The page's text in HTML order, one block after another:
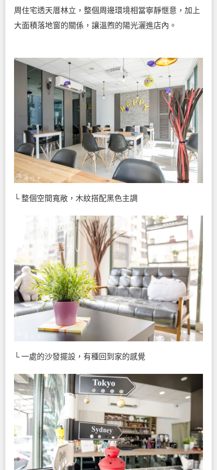
周住宅透天厝林立，整個周邊環境相當寧靜愜意，加上
大面積落地窗的關係，讓溫煦的陽光灑進店內。
└ 整個空間寬敞，木紋搭配黑色主調
└ 一處的沙發擺設，有種回到家的感覺